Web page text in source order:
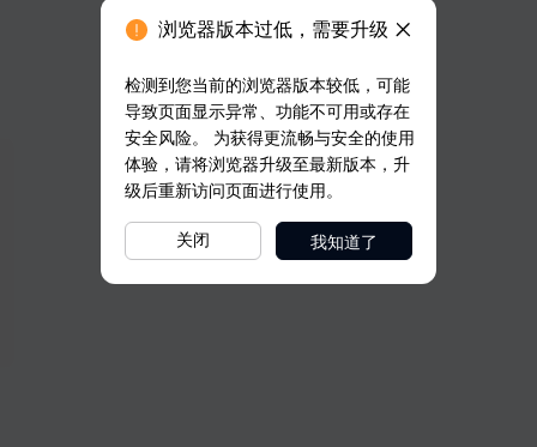
浏览器版本过低，需要升级
检测到您当前的浏览器版本较低，可能
导致页面显示异常、功能不可用或存在
安全风险。 为获得更流畅与安全的使用
体验，请将浏览器升级至最新版本，升
级后重新访问页面进行使用。
关闭 我知道了